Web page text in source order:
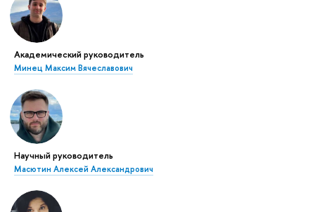
Академический руководитель
Минец Максим Вячеславович
Научный руководитель
Масютин Алексей Александрович